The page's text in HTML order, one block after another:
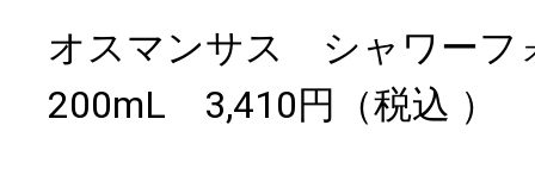
オスマンサス シャワーフ
200mL 3,410円（税込 ）